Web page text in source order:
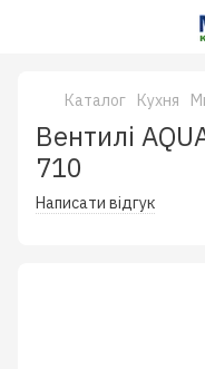
Каталог Кухня
Вентилі
710
Написати відгук